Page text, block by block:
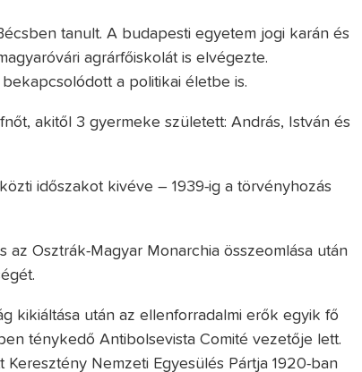
tanult. A budapesti egyetem jogi karán és
agrárfőiskolát is elvégezte.
a politikai életbe is.
akitől 3 gyermeke született: András, István és
időszakot kivéve – 1939-ig a törvényhozás
Osztrák-Magyar Monarchia összeomlása után
kikiáltása után az ellenforradalmi erők egyik fő
ténykedő Antibolsevista Comité vezetője lett.
Keresztény Nemzeti Egyesülés Pártja 1920-ban